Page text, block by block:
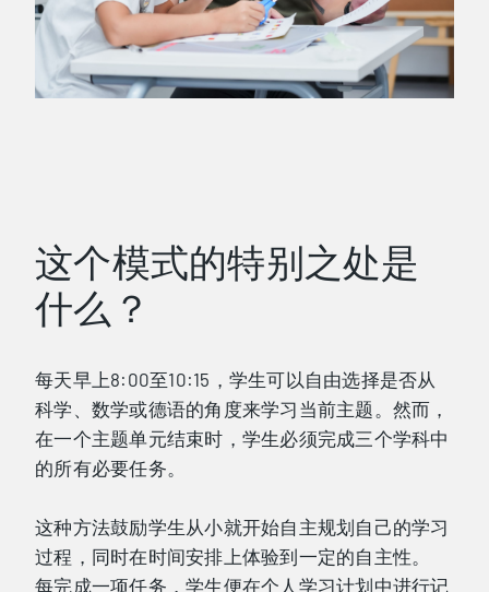
这个模式的特别之处是
什么？
每天早上8:00至10:15，学生可以自由选择是否从
科学、数学或德语的角度来学习当前主题。然而，
在一个主题单元结束时，学生必须完成三个学科中
的所有必要任务。
这种方法鼓励学生从小就开始自主规划自己的学习
过程，同时在时间安排上体验到一定的自主性。
每完成一项任务，学生便在个人学习计划中进行记